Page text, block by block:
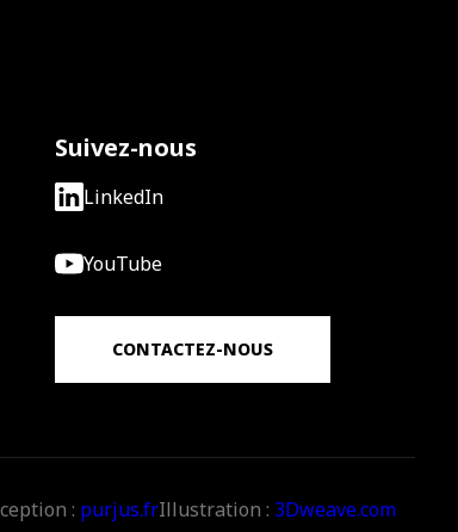
Suivez-nous
LinkedIn
YouTube
CONTACTEZ-NOUS
: purjus.frIllustration : 3Dweave.com